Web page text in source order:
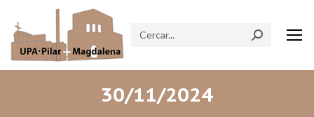
Search:
30/11/2024